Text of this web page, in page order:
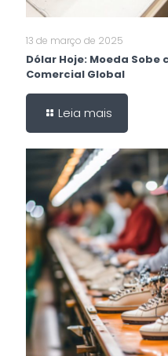
13 de março de 2025
Dólar Hoje: Moeda Sobe
Comercial Global
Leia mais